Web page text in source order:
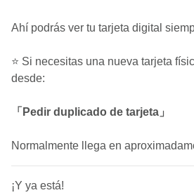
Ahí podrás ver tu tarjeta digital
⭐ Si necesitas una nueva tarjeta
desde:
「Pedir duplicado de tarjeta」
Normalmente llega en
¡Y ya está!